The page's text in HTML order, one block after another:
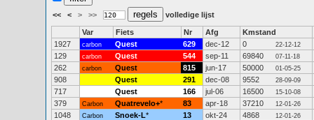
<< < > >> volledige lijst
Var Fiets Nr Afg
Kmstand
1927
carbon Quest 629 dec-12 0 22-12-12
129 carbon Quest 544 sep-11 69840 07-11-18
262 carbon Quest 815 jun-17 50000 01-05-25
908 Quest 291 dec-08 9552 28-09-09
717 Quest 166 jul-06 16500 15-10-08
379 Carbon Quatrevelo+* 83 apr-18 37210 12-01-26
1048 Carbon Snoek-L* 13 okt-24 4868 12-01-26